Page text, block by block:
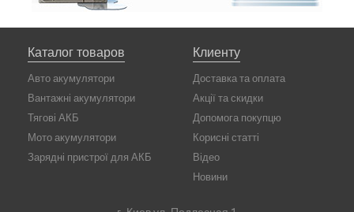
Каталог товаров
Авто акумулятори
Вантажні акумулятори
Тягові АКБ
Мото акумулятори
Зарядні пристрої для АКБ
Клиенту
Доставка та оплата
Акції та скидки
Допомога покупцю
Корисні статті
Відео
Новини